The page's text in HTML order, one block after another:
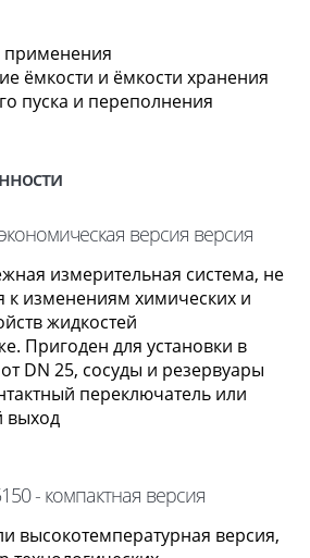
применения
ёмкости и ёмкости хранения
пуска и переполнения
версия версия
измерительная система, не
к изменениям химических и
жидкостей
Пригоден для установки в
DN 25, сосуды и резервуары
переключатель или
выход
- компактная версия
высокотемпературная версия,